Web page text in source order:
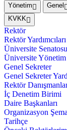
Yönetim Genel
KVKK
Rektör
Rektör Yardımcıları
Üniversite Senatosu
Üniversite
Genel Sekreter
Genel Sekreter
Rektör
İç Denetim Birimi
Daire Başkanları
Organizasyon
Tarihçe